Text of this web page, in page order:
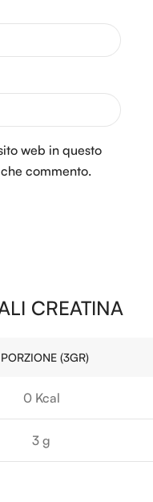
web in questo
commento.
CREATINA
PORZIONE (3GR)
0 Kcal
3 g